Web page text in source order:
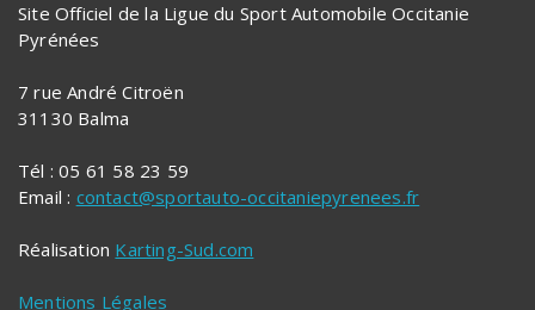
Site Officiel de la Ligue du Sport Automobile Occitanie
Pyrénées
7 rue André Citroën
31130 Balma
Tél : 05 61 58 23 59
Email : contact@sportauto-occitaniepyrenees.fr
Réalisation Karting-Sud.com
Mentions Légales